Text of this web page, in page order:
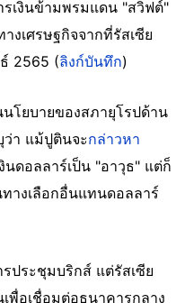
รเงินข้ามพรมแดน "สวิฟต์"
งเศรษฐกิจจากที่รัสเซีย
2565 (ลิงก์บันทึก)
โยบายของสภายุโรปด้าน
า แม้ปูตินจะกล่าวหา
นดอลลาร์เป็น "อาวุธ" แต่ก็
ทางเลือกอื่นแทนดอลลาร์
รประชุมบริกส์ แต่รัสเซีย
พื่อเชื่อมต่อธนาคารกลาง